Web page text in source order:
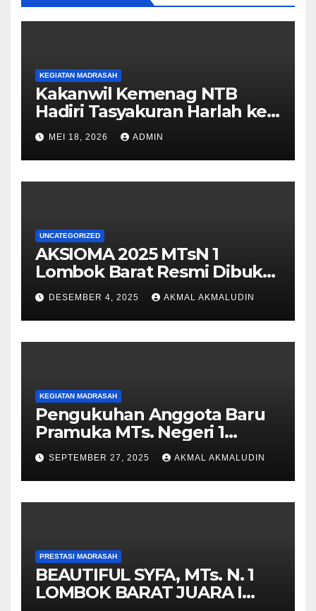
KEGIATAN MADRASAH
Kakanwil Kemenag NTB
Hadiri Tasyakuran Harlah ke-
29 dan Lepas Pisah Siswa
Kelas IX MTsN 1 Lombok
Barat
MEI 18, 2026 ADMIN
UNCATEGORIZED
AKSIOMA 2025 MTsN 1
Lombok Barat Resmi Dibuka,
Semarakkan Pasca SAS
dengan Semangat
Sportivitas dan Kreativitas
DESEMBER 4, 2025 AKMAL AKMALUDIN
KEGIATAN MADRASAH
Pengukuhan Anggota Baru
Pramuka MTs. Negeri 1
Lombok Barat Tahun 2025 di
Pantai Cemare Lembar
SEPTEMBER 27, 2025 AKMAL AKMALUDIN
PRESTASI MADRASAH
BEAUTIFUL SYFA, MTs. N. 1
LOMBOK BARAT JUARA I